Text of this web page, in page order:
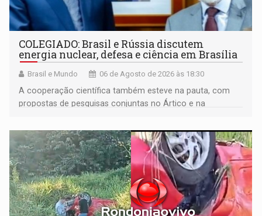
COLEGIADO: Brasil e Rússia discutem
energia nuclear, defesa e ciência em Brasília
Brasil e Mundo 06 de Agosto de 2026 às 18:30
A cooperação científica também esteve na pauta, com
propostas de pesquisas conjuntas no Ártico e na